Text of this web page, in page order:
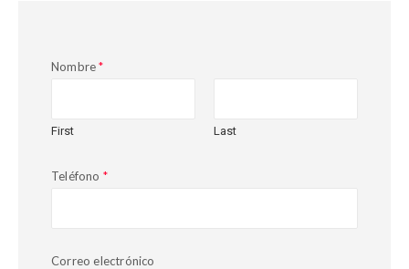
Nombre*
First Last
Teléfono *
Correo electrónico